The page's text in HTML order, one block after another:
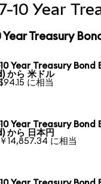
10 Year
Year Treasury
Year Treasury Bond
から 米ドル
に相当
Year Treasury Bond
から 日本円
14,857.34 に相当